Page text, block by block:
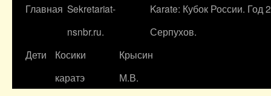
Главная Sekretariat-
nsnbr.ru.
Karate: Кубок России. Год
Серпухов.
Дети
Косики
каратэ
Крысин
М.В.